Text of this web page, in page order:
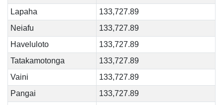
Lapaha
133,727.89
Neiafu
133,727.89
Haveluloto
133,727.89
Tatakamotonga
133,727.89
Vaini
133,727.89
Pangai
133,727.89